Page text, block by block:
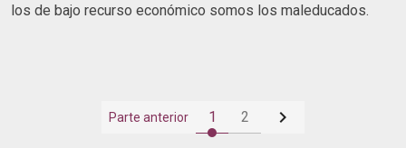
los de bajo recurso económico somos los maleducados.
Parte anterior 1 2 